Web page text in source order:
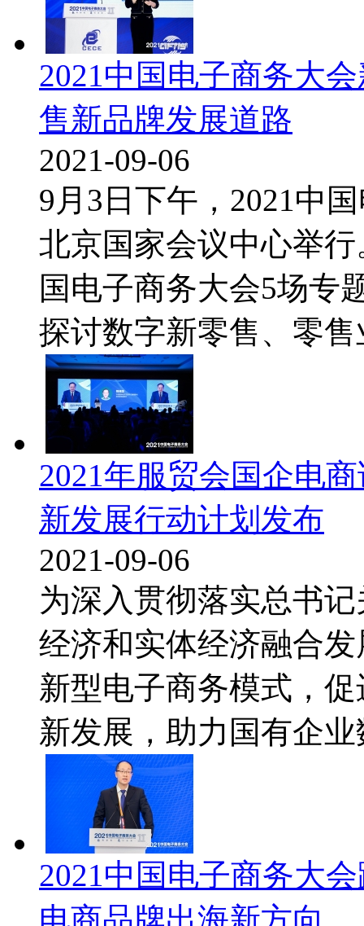
2021中国电子商务大
售新品牌发展道路
2021-09-06
9月3日下午，2021中
北京国家会议中心举
国电子商务大会5场专
探讨数字新零售、零售
2021年服贸会国企电
新发展行动计划发布
2021-09-06
为深入贯彻落实总书
经济和实体经济融合
新型电子商务模式，
新发展，助力国有企业
2021中国电子商务大